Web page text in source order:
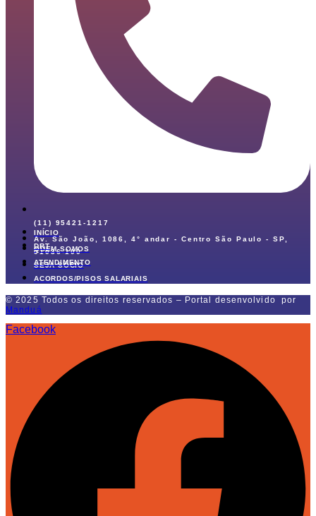
(11) 95421-1217
Av. São João, 1086, 4° andar - Centro São Paulo - SP,
01036-100
INÍCIO
QUEM SOMOS
SEJA SÓCIO
DRT
ATENDIMENTO
ACORDOS/PISOS SALARIAIS
© 2025 Todos os direitos reservados – Portal desenvolvido por
Manduá
Facebook